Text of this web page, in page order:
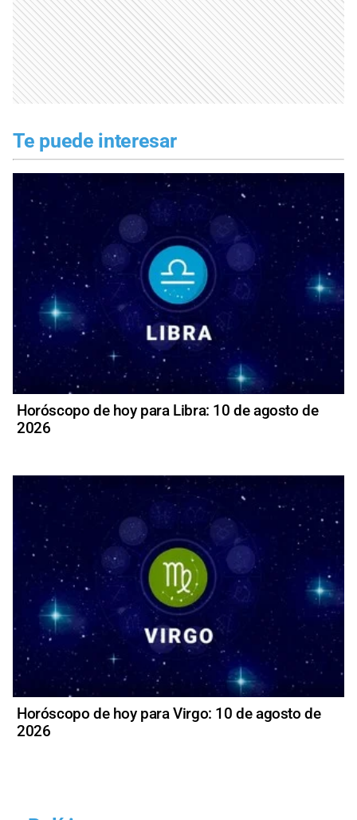
Te puede interesar
Horóscopo de hoy para Libra: 10 de agosto de
2026
Horóscopo de hoy para Virgo: 10 de agosto de
2026